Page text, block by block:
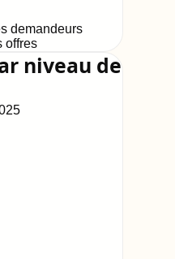
demandeurs
offres
niveau de